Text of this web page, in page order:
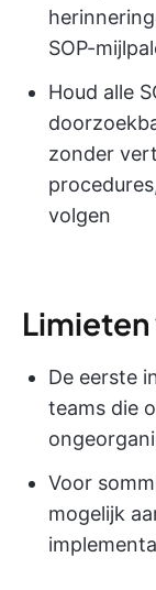
SOP-
Houd alle
zonder
volgen
De eerste
teams die
Voor
mogelijk